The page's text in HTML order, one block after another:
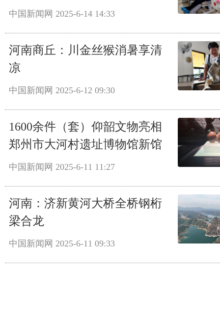
中国新闻网 2025-6-14 14:33
河南商丘：川金丝猴消暑享清
凉
中国新闻网 2025-6-12 09:30
1600余件（套）仰韶文物亮相
郑州市大河村遗址博物馆新馆
中国新闻网 2025-6-11 11:27
河南：济新黄河大桥全桥钢桁
梁合龙
中国新闻网 2025-6-11 09:33